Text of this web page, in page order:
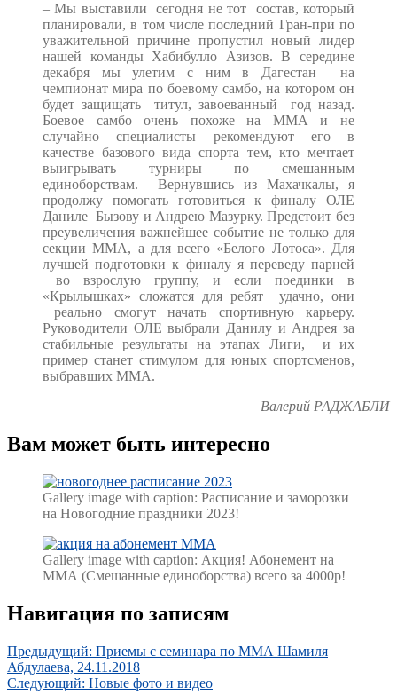
– Мы выставили сегодня не тот состав, который
планировали, в том числе последний Гран-при по
уважительной причине пропустил новый лидер
нашей команды Хабибулло Азизов. В середине
декабря мы улетим с ним в Дагестан на
чемпионат мира по боевому самбо, на котором он
будет защищать титул, завоеванный год назад.
Боевое самбо очень похоже на ММА и не
случайно специалисты рекомендуют его в
качестве базового вида спорта тем, кто мечтает
выигрывать турниры по смешанным
единоборствам. Вернувшись из Махачкалы, я
продолжу помогать готовиться к финалу ОЛЕ
Даниле Бызову и Андрею Мазурку. Предстоит без
преувеличения важнейшее событие не только для
секции ММА, а для всего «Белого Лотоса». Для
лучшей подготовки к финалу я переведу парней
во взрослую группу, и если поединки в
«Крылышках» сложатся для ребят удачно, они
реально смогут начать спортивную карьеру.
Руководители ОЛЕ выбрали Данилу и Андрея за
стабильные результаты на этапах Лиги, и их
пример станет стимулом для юных спортсменов,
выбравших ММА.
Валерий РАДЖАБЛИ
Вам может быть интересно
Gallery image with caption: Расписание и заморозки
на Новогодние праздники 2023!
Gallery image with caption: Акция! Абонемент на
ММА (Смешанные единоборства) всего за 4000р!
Навигация по записям
Предыдущий: Приемы с семинара по ММА Шамиля
Абдулаева, 24.11.2018
Следующий: Новые фото и видео